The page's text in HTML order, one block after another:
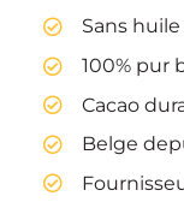
Sans
100% pur
Cacao
Belge